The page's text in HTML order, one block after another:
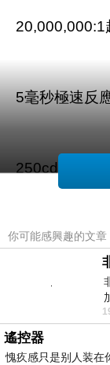
20,000,000:1
5毫秒極速反
250cd/m2的
商品訊息描述:
你可能感興趣的文章
遙控器
愧疚感只是别人装在